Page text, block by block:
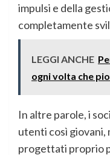
impulsi e della
completamente
LEGGI ANCHE
ogni volta che
In altre parole, i
utenti così giovani,
progettati proprio